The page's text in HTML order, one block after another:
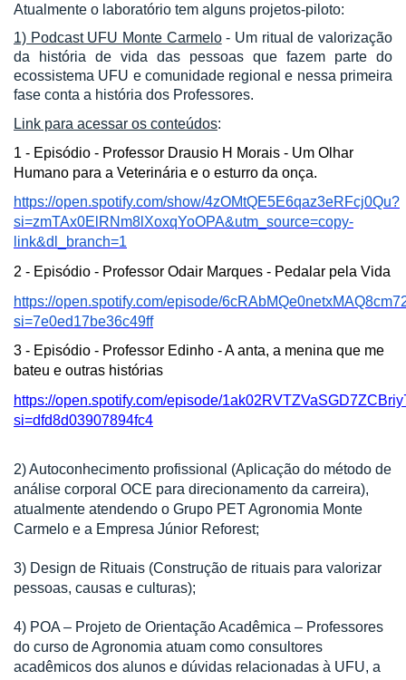
Atualmente o laboratório tem alguns projetos-piloto:
1) Podcast UFU Monte Carmelo- Um ritual de valorização
da história de vida das pessoas que fazem parte do
ecossistema UFU e comunidade regional e nessa primeira
fase conta a história dos Professores.
Link para acessar os conteúdos:
1 - Episódio - Professor Drausio H Morais - Um Olhar
Humano para a Veterinária e o esturro da onça.
https://open.spotify.com/show/4zOMtQE5E6qaz3eRFcj0Qu?
si=zmTAx0ElRNm8lXoxqYoOPA&utm_source=copy-
link&dl_branch=1
2 - Episódio - Professor Odair Marques - Pedalar pela Vida
https://open.spotify.com/episode/
si=7e0ed17be36c49ff
3 - Episódio - Professor Edinho - A anta, a menina que me
bateu e outras histórias
https://open.spotify.com/episode/
si=dfd8d03907894fc4
2) Autoconhecimento profissional (Aplicação do método de
análise corporal OCE para direcionamento da carreira),
atualmente atendendo o Grupo PET Agronomia Monte
Carmelo e a Empresa Júnior Reforest;
3) Design de Rituais (Construção de rituais para valorizar
pessoas, causas e culturas);
4) POA – Projeto de Orientação Acadêmica – Professores
do curso de Agronomia atuam como consultores
acadêmicos dos alunos e dúvidas relacionadas à UFU, a